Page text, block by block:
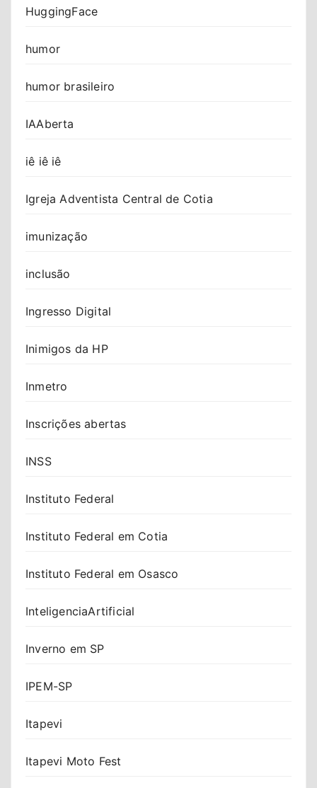
HuggingFace
humor
humor brasileiro
IAAberta
iê iê iê
Igreja Adventista Central de Cotia
imunização
inclusão
Ingresso Digital
Inimigos da HP
Inmetro
Inscrições abertas
INSS
Instituto Federal
Instituto Federal em Cotia
Instituto Federal em Osasco
InteligenciaArtificial
Inverno em SP
IPEM-SP
Itapevi
Itapevi Moto Fest